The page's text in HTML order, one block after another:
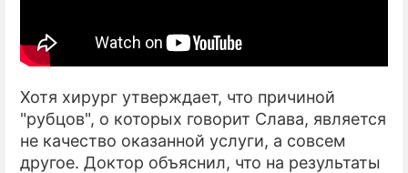
Хотя хирург утверждает, что причиной
"рубцов", о которых говорит Слава, является
не качество оказанной услуги, а совсем
другое. Доктор объяснил, что на результаты